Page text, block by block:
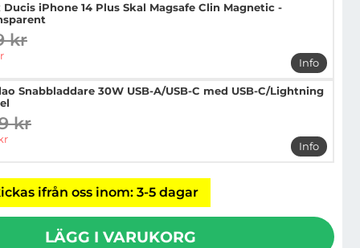
Ducis iPhone 14 Plus Skal Magsafe Clin Magnetic -
pris
kr
Info
mer info
Snabbladdare 30W USB-A/USB-C med USB-C/Lightning
pris
kr
Info
mer info
ifrån oss inom: 3-5 dagar
LÄGG I VARUKORG